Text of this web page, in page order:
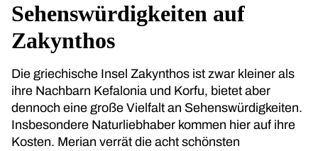
Sehenswürdigkeiten auf
Zakynthos
Die griechische Insel Zakynthos ist zwar kleiner als
ihre Nachbarn Kefalonia und Korfu, bietet aber
dennoch eine große Vielfalt an Sehenswürdigkeiten.
Insbesondere Naturliebhaber kommen hier auf ihre
Kosten. Merian verrät die acht schönsten